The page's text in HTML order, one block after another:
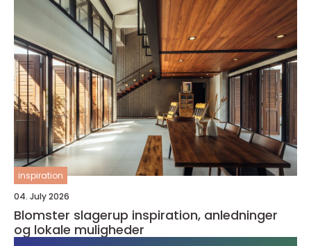
inspiration
04. July 2026
Blomster slagerup inspiration, anledninger
og lokale muligheder